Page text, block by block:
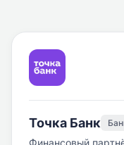
Точка Банк